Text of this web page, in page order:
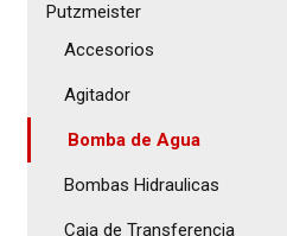
Putzmeister
Accesorios
Agitador
Bomba de Agua
Bombas Hidraulicas
Caja de Transferencia